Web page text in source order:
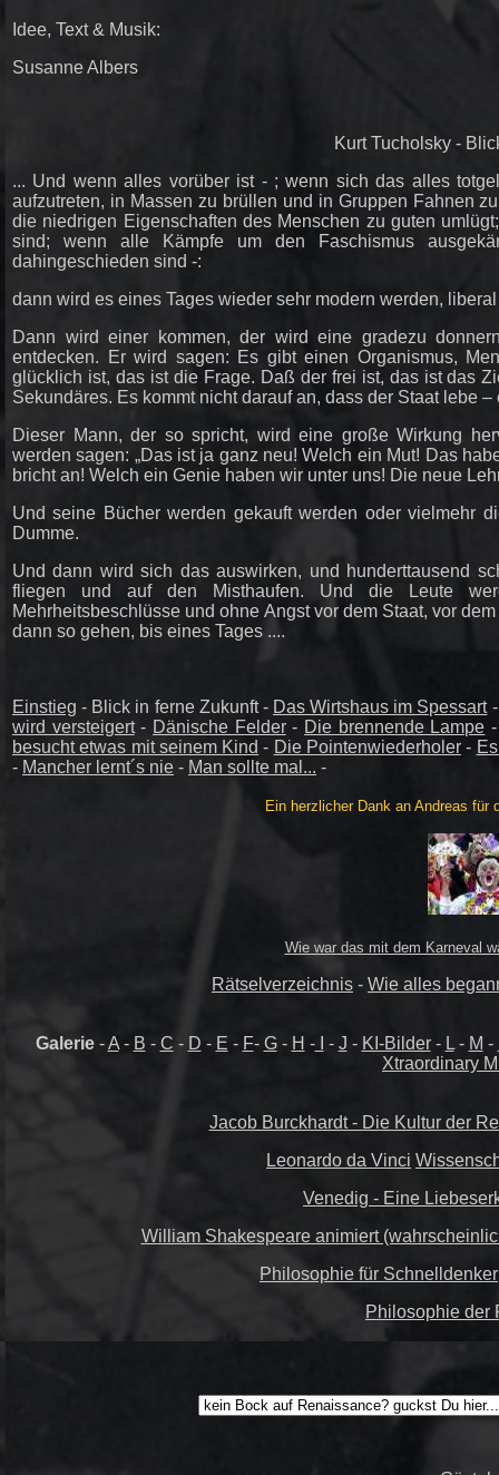
Idee, Text & Musik:
Susanne Albers
Kurt Tucholsky -
... Und wenn alles vorüber ist - ; wenn sich das alles
aufzutreten, in Massen zu brüllen und in Gruppen Fahnen
die niedrigen Eigenschaften des Menschen zu guten
sind; wenn alle Kämpfe um den Faschismus
dahingeschieden sind -:
dann wird es eines Tages wieder sehr modern werden,
Dann wird einer kommen, der wird eine gradezu
entdecken. Er wird sagen: Es gibt einen Organismus,
glücklich ist, das ist die Frage. Daß der frei ist, das ist das
Sekundäres. Es kommt nicht darauf an, dass der Staat lebe
Dieser Mann, der so spricht, wird eine große Wirkung
werden sagen: „Das ist ja ganz neu! Welch ein Mut! Das
bricht an! Welch ein Genie haben wir unter uns! Die neue
Und seine Bücher werden gekauft werden oder vielmehr
Dumme.
Und dann wird sich das auswirken, und hunderttausend
fliegen und auf den Misthaufen. Und die Leute
Mehrheitsbeschlüsse und ohne Angst vor dem Staat, vor
dann so gehen, bis eines Tages ....
Einstieg - Blick in ferne Zukunft - Das Wirtshaus im Spessart
wird versteigert- Dänische Felder- Die brennende Lampe
besucht etwas mit seinem Kind - Die Pointenwiederholer-
- Mancher lernt´s nie - Man sollte mal... -
Ein herzlicher Dank an Andreas für
Wie war das mit dem Karneval
Rätselverzeichnis - Wie alles
Galerie-A- B - C - D - E - F- G- H -I - J - KI-Bilder- L- M -
Xtraordinary
Jacob Burckhardt - Die Kultur der
Leonardo da Vinci
Venedig - Eine
William Shakespeare animiert
Philosophie für Schnelldenker
Philosophie der